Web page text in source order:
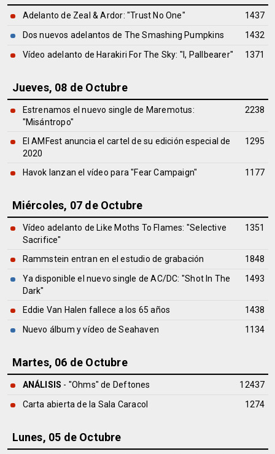
Adelanto de Zeal & Ardor: "Trust No One"
1437
Dos nuevos adelantos de The Smashing Pumpkins
1432
Vídeo adelanto de Harakiri For The Sky: "I, Pallbearer"
1371
Jueves, 08 de Octubre
Estrenamos el nuevo single de Maremotus:
"Misántropo"
2238
El AMFest anuncia el cartel de su edición especial de
2020
1295
Havok lanzan el vídeo para "Fear Campaign" 1177
Miércoles, 07 de Octubre
Vídeo adelanto de Like Moths To Flames: "Selective
Sacrifice"
1351
Rammstein entran en el estudio de grabación
1848
Ya disponible el nuevo single de AC/DC: "Shot In The
Dark"
1493
Eddie Van Halen fallece a los 65 años
1438
Nuevo álbum y vídeo de Seahaven
1134
Martes, 06 de Octubre
ANÁLISIS - "Ohms" de Deftones
12437
Carta abierta de la Sala Caracol
1274
Lunes, 05 de Octubre